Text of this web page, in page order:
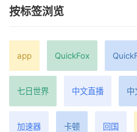
按标签浏览
app QuickFox
七日世界 中文直播 中
加速器 卡顿 回国